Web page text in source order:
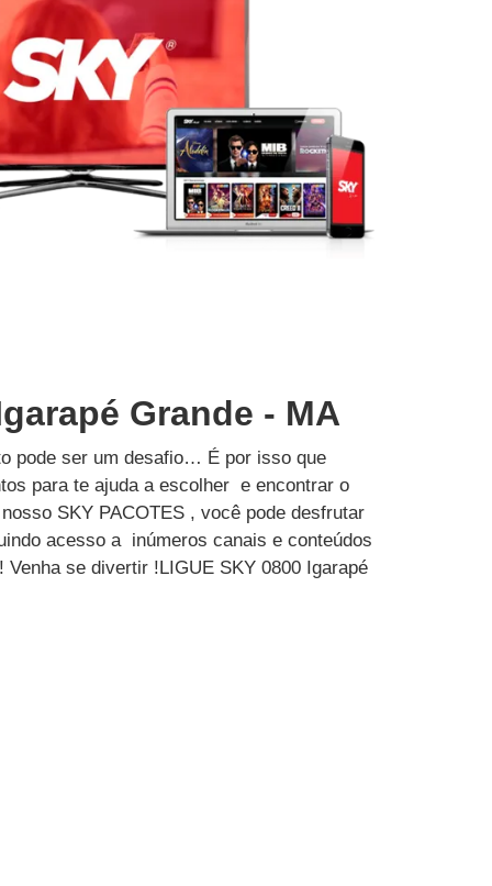
Grande - MA
pode ser um desafio… É por isso que
para te ajuda a escolher e encontrar o
SKY PACOTES , você pode desfrutar
acesso a inúmeros canais e conteúdos
se divertir !LIGUE SKY 0800 Igarapé